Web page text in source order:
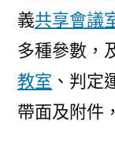
義共享會議
多種參數，
教室 、判定
帶面及附件